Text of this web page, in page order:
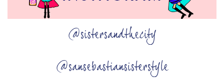
@sistersandthecity
@sansebastiansisterstyle